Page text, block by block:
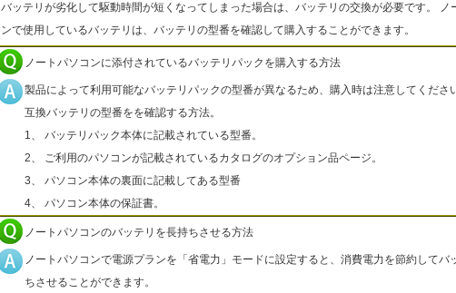
バッテリが劣化して駆動時間が短くなってしまった場合は、バッテリの交換が必要です。 ノ
ンで使用しているバッテリは、バッテリの型番を確認して購入することができます。
ノートパソコンに添付されているバッテリパックを購入する方法
製品によって利用可能なバッテリパックの型番が異なるため、購入時は注意してくださ
互換バッテリの型番をを確認する方法。
1、 バッテリパック本体に記載されている型番。
2、 ご利用のパソコンが記載されているカタログのオプション品ページ。
3、 パソコン本体の裏面に記載してある型番
4、 パソコン本体の保証書。
ノートパソコンのバッテリを長持ちさせる方法
ノートパソコンで電源プランを「省電力」モードに設定すると、消費電力を節約してバ
ちさせることができます。